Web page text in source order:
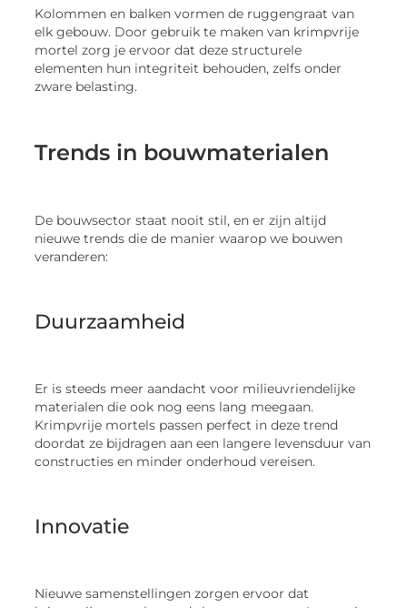
Kolommen en balken vormen de ruggengraat van
elk gebouw. Door gebruik te maken van krimpvrije
mortel zorg je ervoor dat deze structurele
elementen hun integriteit behouden, zelfs onder
zware belasting.
Trends in bouwmaterialen
De bouwsector staat nooit stil, en er zijn altijd
nieuwe trends die de manier waarop we bouwen
veranderen:
Duurzaamheid
Er is steeds meer aandacht voor milieuvriendelijke
materialen die ook nog eens lang meegaan.
Krimpvrije mortels passen perfect in deze trend
doordat ze bijdragen aan een langere levensduur van
constructies en minder onderhoud vereisen.
Innovatie
Nieuwe samenstellingen zorgen ervoor dat